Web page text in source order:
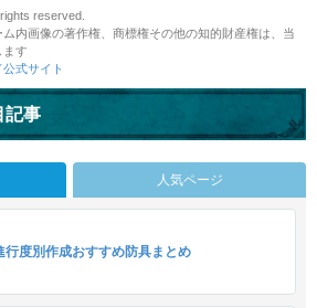
reserved.
内画像の著作権、商標権その他の知的財産権は、当
ます
式サイト
記事
人気ページ
行度別作成おすすめ防具まとめ